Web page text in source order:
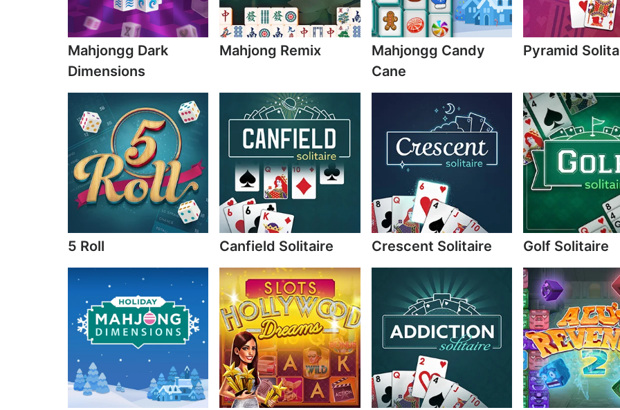
Mahjongg Dark
Dimensions
Mahjong Remix
Mahjongg Candy
Cane
Pyramid
5 Roll Canfield Solitaire Crescent Solitaire Golf Solitaire